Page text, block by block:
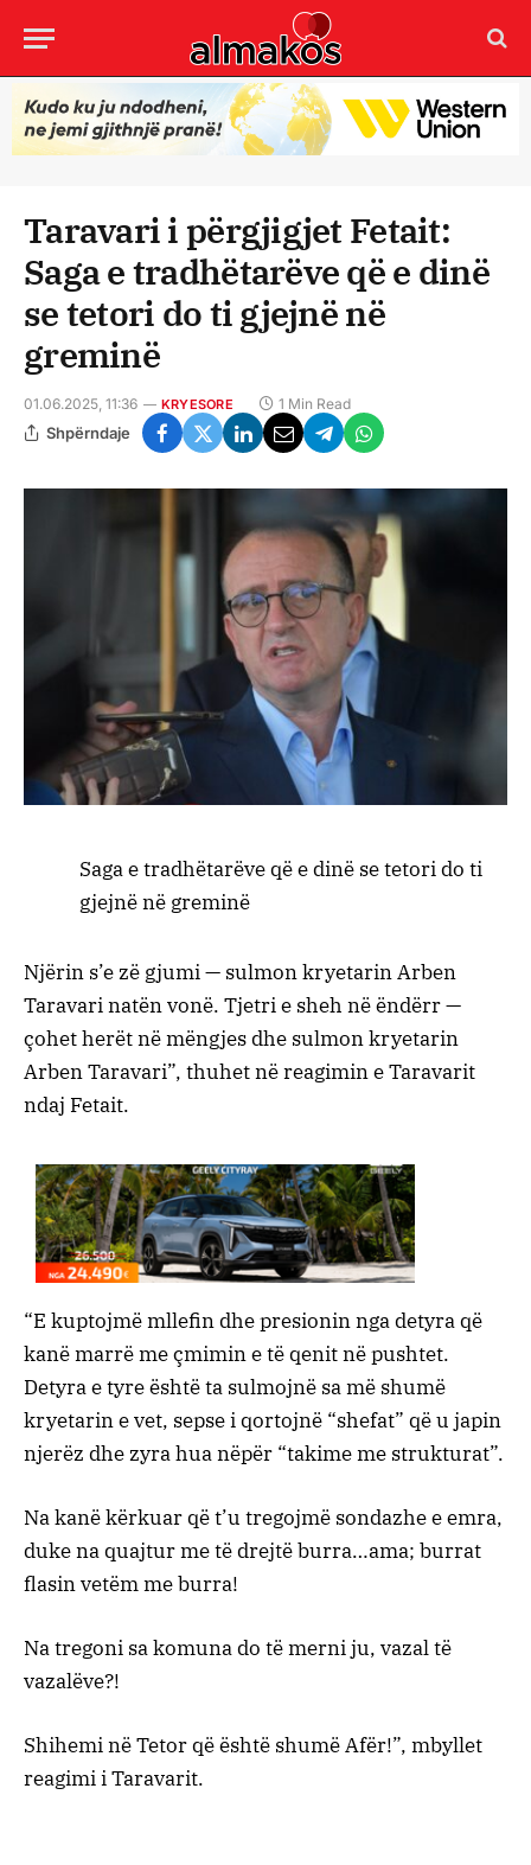
Taravari i përgjigjet Fetait:
Saga e tradhëtarëve që e dinë
se tetori do ti gjejnë në
greminë
01.06.2025, 11:36 KRYESORE 1 Min Read
Shpërndaje
Saga e tradhëtarëve që e dinë se tetori do ti
gjejnë në greminë
Njërin s’e zë gjumi — sulmon kryetarin Arben
Taravari natën vonë. Tjetri e sheh në ëndërr —
çohet herët në mëngjes dhe sulmon kryetarin
Arben Taravari”, thuhet në reagimin e Taravarit
ndaj Fetait.
“E kuptojmë mllefin dhe presionin nga detyra që
kanë marrë me çmimin e të qenit në pushtet.
Detyra e tyre është ta sulmojnë sa më shumë
kryetarin e vet, sepse i qortojnë “shefat” që u japin
njerëz dhe zyra hua nëpër “takime me strukturat”.
Na kanë kërkuar që t’u tregojmë sondazhe e emra,
duke na quajtur me të drejtë burra…ama; burrat
flasin vetëm me burra!
Na tregoni sa komuna do të merni ju, vazal të
vazalëve?!
Shihemi në Tetor që është shumë Afër!”, mbyllet
reagimi i Taravarit.